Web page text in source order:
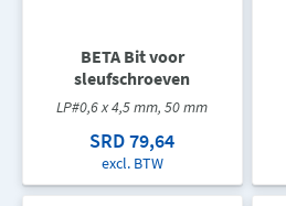
BETA Bit voor
sleufschroeven
LP#0,6 x 4,5 mm, 50 mm
SRD 79,64
excl. BTW